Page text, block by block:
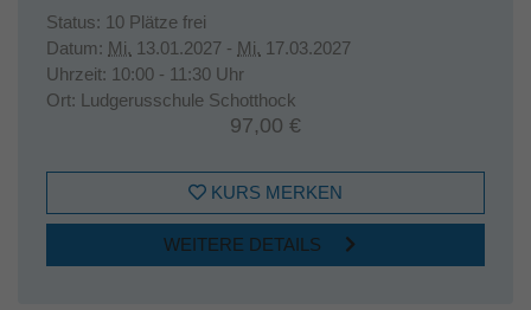
Status: 10 Plätze frei
Datum: Mi. 13.01.2027 - Mi. 17.03.2027
Uhrzeit: 10:00 - 11:30 Uhr
Ort: Ludgerusschule Schotthock
97,00 €
KURS MERKEN
WEITERE DETAILS